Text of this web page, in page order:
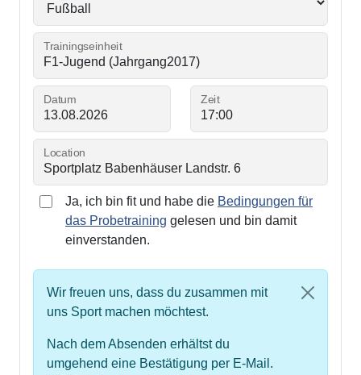
Trainingseinheit
Datum Zeit
Location
Ja, ich bin fit und habe die Bedingungen für
das Probetraining gelesen und bin damit
einverstanden.
Wir freuen uns, dass du zusammen mit
uns Sport machen möchtest.
Nach dem Absenden erhältst du
umgehend eine Bestätigung per E-Mail.